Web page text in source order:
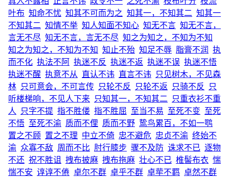
叶布 知命不忧 知其不可而为之 知其一，不知其二 知其一
不知其二 知情不举 知人知面不知心 知无不言 知无不言，
言无不尽 知无不言，言无不尽 知之为知之，不知为不知
知之为知之，不知为不知 知止不殆 知足不辱 脂膏不润
执
而不化 执法不阿 执迷不反 执迷不返 执迷不误 执迷不悟
执迷不醒 执意不从 直认不讳 直言不讳 只见树木，不见森
林 只可意会，不可言传 只轮不反 只轮不返 只骑不反
只
听楼梯响，不见人下来 只知其一，不知其二
只重衣衫不重
人
只字不提 指不胜偻 指不胜屈 至当不易 至死不变 至死
不悟 至死不渝 质而不俚 质而不野 鸷鸟累百，不如一鹗
置之不顾 置之不理 中立不倚 忠不避危 忠贞不渝 终始不
渝 众寡不敌 周而不比 肘行膝步 骤不及防 诛求不已 逐物
不还 祝不胜诅 拽布披麻 拽布拖麻 壮心不已 椎髻布衣 惴
惴不安 谆谆不倦 卓尔不群 卓乎不群 卓荦不羁 卓然不群